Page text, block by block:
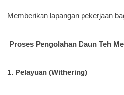
Memberikan lapangan pekerjaan
Proses Pengolahan Daun Teh
1. Pelayuan (Withering)